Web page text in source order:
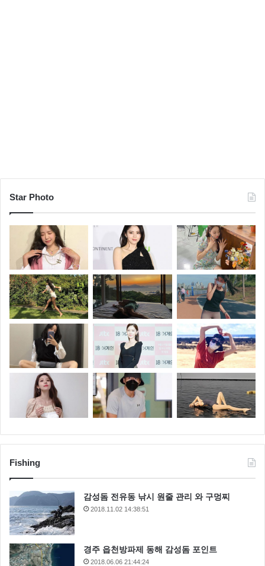
Star Photo
Fishing
감성돔 전유동 낚시 원줄 관리 와 구멍찌
2018.11.02 14:38:51
경주 읍천방파제 동해 감성돔 포인트
2018.06.06 21:44:24